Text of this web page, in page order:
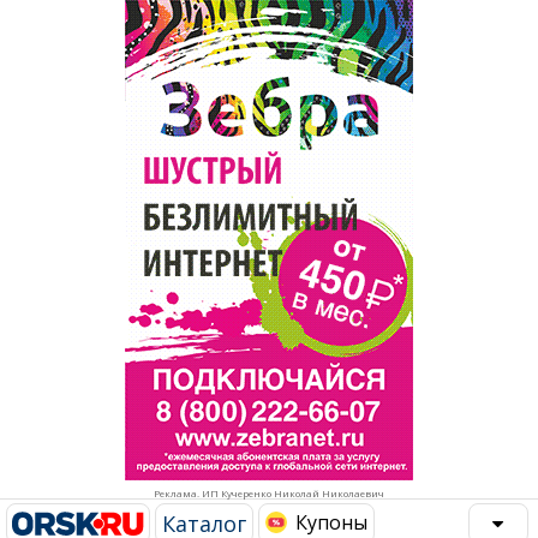
Реклама. ИП Кучеренко Николай Николаевич
Каталог Купоны
Рестораны, кафе, бары
Развлечения и отдых
Спорт Фитнес
Недвижимость
Красота Косметология
Торговля
Бизнес и финансы
Юристы, Экспертиза, Страхование
Ремонт
Социальные организации
Это интересно
Администрация
Популярное →